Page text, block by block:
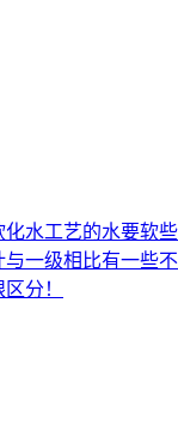
水工艺的水要软些
一级相比有一些
分！